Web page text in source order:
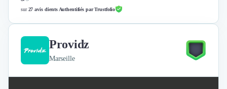
sur27 avis clients Authentifiés par Trustfolio
Providz
Marseille